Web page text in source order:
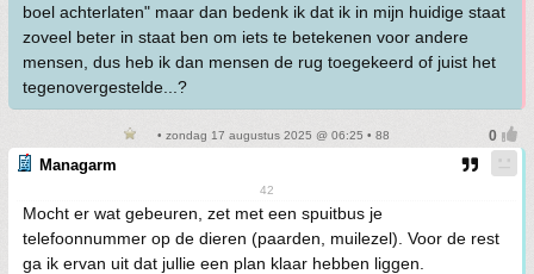
boel achterlaten" maar dan bedenk ik dat ik in mijn huidige staat
zoveel beter in staat ben om iets te betekenen voor andere
mensen, dus heb ik dan mensen de rug toegekeerd of juist het
tegenovergestelde...?
• zondag 17 augustus 2025 @ 06:25 • 88
Managarm
42
Mocht er wat gebeuren, zet met een spuitbus je
telefoonnummer op de dieren (paarden, muilezel). Voor de rest
ga ik ervan uit dat jullie een plan klaar hebben liggen.